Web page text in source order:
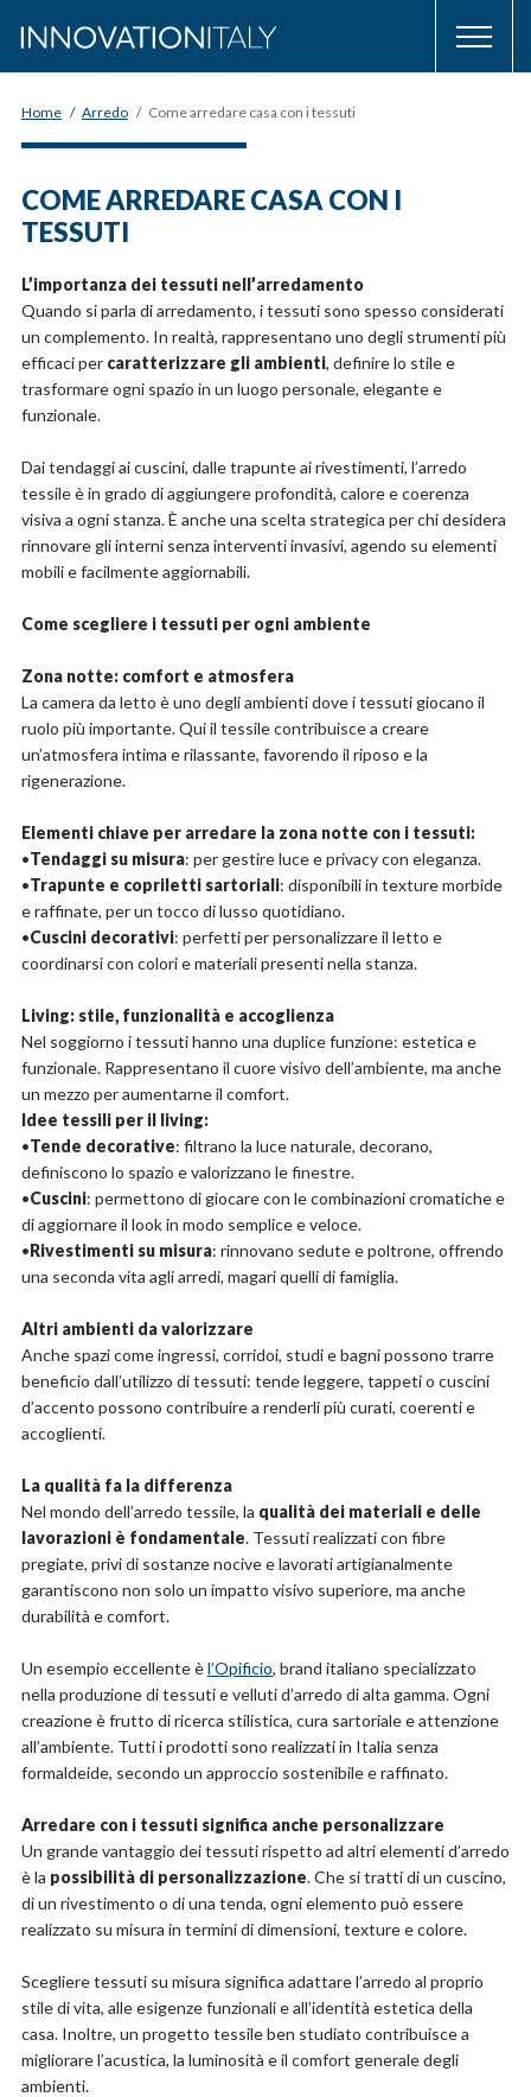
Home / Arredo / Come arredare casa con i tessuti
COME ARREDARE CASA CON I
TESSUTI
L’importanza dei tessuti nell’arredamento
Quando si parla di arredamento, i tessuti sono spesso considerati
un complemento. In realtà, rappresentano uno degli strumenti più
efficaci per caratterizzare gli ambienti, definire lo stile e
trasformare ogni spazio in un luogo personale, elegante e
funzionale.
Dai tendaggi ai cuscini, dalle trapunte ai rivestimenti, l’arredo
tessile è in grado di aggiungere profondità, calore e coerenza
visiva a ogni stanza. È anche una scelta strategica per chi desidera
rinnovare gli interni senza interventi invasivi, agendo su elementi
mobili e facilmente aggiornabili.
Come scegliere i tessuti per ogni ambiente
Zona notte: comfort e atmosfera
La camera da letto è uno degli ambienti dove i tessuti giocano il
ruolo più importante. Qui il tessile contribuisce a creare
un’atmosfera intima e rilassante, favorendo il riposo e la
rigenerazione.
Elementi chiave per arredare la zona notte con i tessuti:
•Tendaggi su misura: per gestire luce e privacy con eleganza.
•Trapunte e copriletti sartoriali: disponibili in texture morbide
e raffinate, per un tocco di lusso quotidiano.
•Cuscini decorativi: perfetti per personalizzare il letto e
coordinarsi con colori e materiali presenti nella stanza.
Living: stile, funzionalità e accoglienza
Nel soggiorno i tessuti hanno una duplice funzione: estetica e
funzionale. Rappresentano il cuore visivo dell’ambiente, ma anche
un mezzo per aumentarne il comfort.
Idee tessili per il living:
•Tende decorative: filtrano la luce naturale, decorano,
definiscono lo spazio e valorizzano le finestre.
•Cuscini: permettono di giocare con le combinazioni cromatiche e
di aggiornare il look in modo semplice e veloce.
•Rivestimenti su misura: rinnovano sedute e poltrone, offrendo
una seconda vita agli arredi, magari quelli di famiglia.
Altri ambienti da valorizzare
Anche spazi come ingressi, corridoi, studi e bagni possono trarre
beneficio dall’utilizzo di tessuti: tende leggere, tappeti o cuscini
d’accento possono contribuire a renderli più curati, coerenti e
accoglienti.
La qualità fa la differenza
Nel mondo dell’arredo tessile, la qualità dei materiali e delle
lavorazioni è fondamentale. Tessuti realizzati con fibre
pregiate, privi di sostanze nocive e lavorati artigianalmente
garantiscono non solo un impatto visivo superiore, ma anche
durabilità e comfort.
Un esempio eccellente èl’Opificio, brand italiano specializzato
nella produzione di tessuti e velluti d’arredo di alta gamma. Ogni
creazione è frutto di ricerca stilistica, cura sartoriale e attenzione
all’ambiente. Tutti i prodotti sono realizzati in Italia senza
formaldeide, secondo un approccio sostenibile e raffinato.
Arredare con i tessuti significa anche personalizzare
Un grande vantaggio dei tessuti rispetto ad altri elementi d’arredo
è la possibilità di personalizzazione. Che si tratti di un cuscino,
di un rivestimento o di una tenda, ogni elemento può essere
realizzato su misura in termini di dimensioni, texture e colore.
Scegliere tessuti su misura significa adattare l’arredo al proprio
stile di vita, alle esigenze funzionali e all’identità estetica della
casa. Inoltre, un progetto tessile ben studiato contribuisce a
migliorare l’acustica, la luminosità e il comfort generale degli
ambienti.